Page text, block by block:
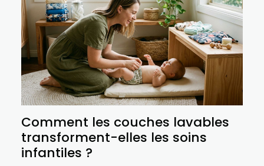
Comment les couches lavables
transforment-elles les soins
infantiles ?